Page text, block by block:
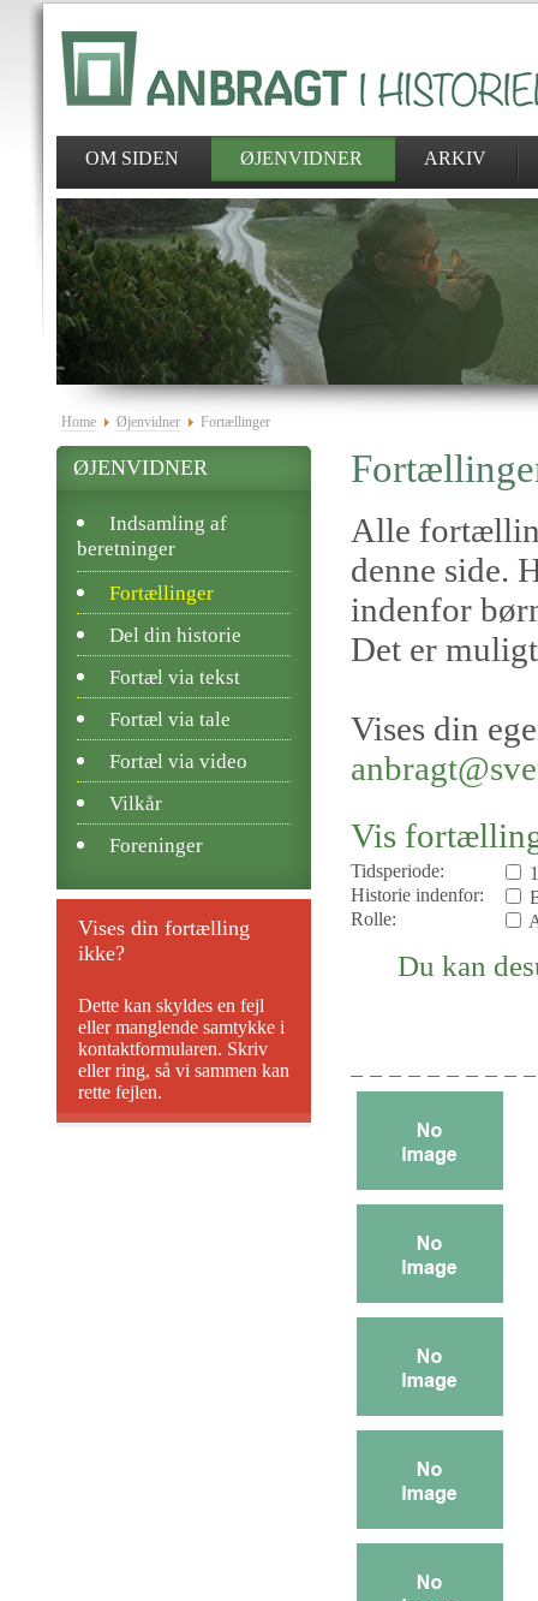
OM SIDEN ØJENVIDNER ARKIV
Home Øjenvidner Fortællinger
Alle
denne side.
indenfor
Det er
Vises din
Vis
Tidsperiode:
Historie indenfor:
Rolle:
Du kan
ØJENVIDNER
Indsamling af
beretninger
Fortællinger
Del din historie
Fortæl via tekst
Fortæl via tale
Fortæl via video
Vilkår
Foreninger
Vises din fortælling
ikke?
Dette kan skyldes en fejl
eller manglende samtykke i
kontaktformularen. Skriv
eller ring, så vi sammen kan
rette fejlen.